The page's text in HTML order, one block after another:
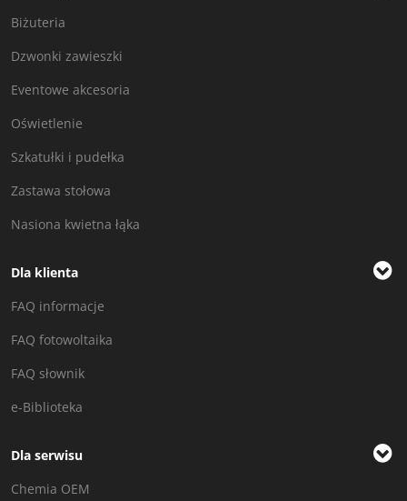
Biżuteria
Dzwonki zawieszki
Eventowe akcesoria
Oświetlenie
Szkatułki i pudełka
Zastawa stołowa
Nasiona kwietna łąka
Dla klienta
FAQ informacje
FAQ fotowoltaika
FAQ słownik
e-Biblioteka
Dla serwisu
Chemia OEM